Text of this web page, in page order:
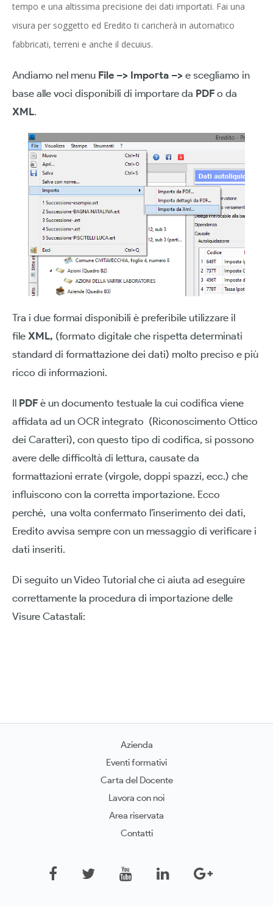
tempo e una altissima precisione dei dati importati. Fai una
visura per soggetto ed Eredito ti caricherà in automatico
fabbricati, terreni e anche il decuius.
Andiamo nel menu File –> Importa –> e scegliamo in
base alle voci disponibili di importare da PDF o da
XML.
Tra i due formai disponibili è preferibile utilizzare il
file XML, (formato digitale che rispetta determinati
standard di formattazione dei dati) molto preciso e più
ricco di informazioni.
Il PDF è un documento testuale la cui codifica viene
affidata ad un OCR integrato (Riconoscimento Ottico
dei Caratteri), con questo tipo di codifica, si possono
avere delle difficoltà di lettura, causate da
formattazioni errate (virgole, doppi spazzi, ecc.) che
influiscono con la corretta importazione. Ecco
perché, una volta confermato l’inserimento dei dati,
Eredito avvisa sempre con un messaggio di verificare i
dati inseriti.
Di seguito un Video Tutorial che ci aiuta ad eseguire
correttamente la procedura di importazione delle
Visure Catastali:
Azienda
Eventi formativi
Carta del Docente
Lavora con noi
Area riservata
Contatti